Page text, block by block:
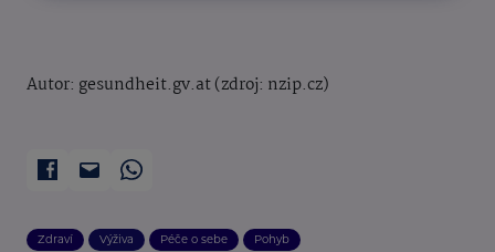
Autor: gesundheit.gv.at (zdroj: nzip.cz)
Zdraví Výživa Péče o sebe Pohyb